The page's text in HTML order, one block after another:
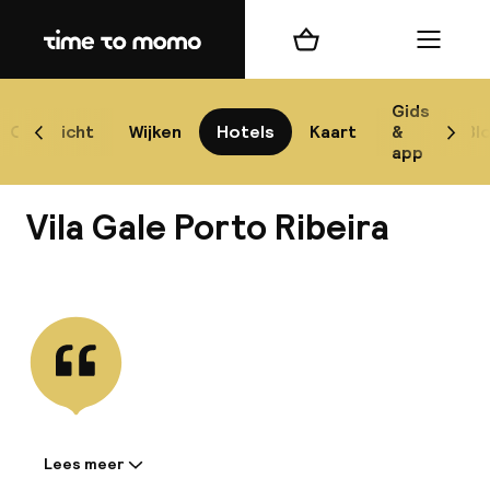
Home
Overzicht Wijken Hotels Kaart
Gids
&
app
Scroll naar links
Winkelmand Menu
Vila Gale Porto Ribeira
Informatie gedeeld door de
Lees meer